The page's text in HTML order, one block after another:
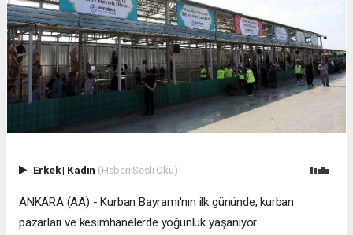
Erkek| Kadın (Haberi Sesli Oku)
ANKARA (AA) - Kurban Bayramı'nın ilk gününde, kurban
pazarları ve kesimhanelerde yoğunluk yaşanıyor.